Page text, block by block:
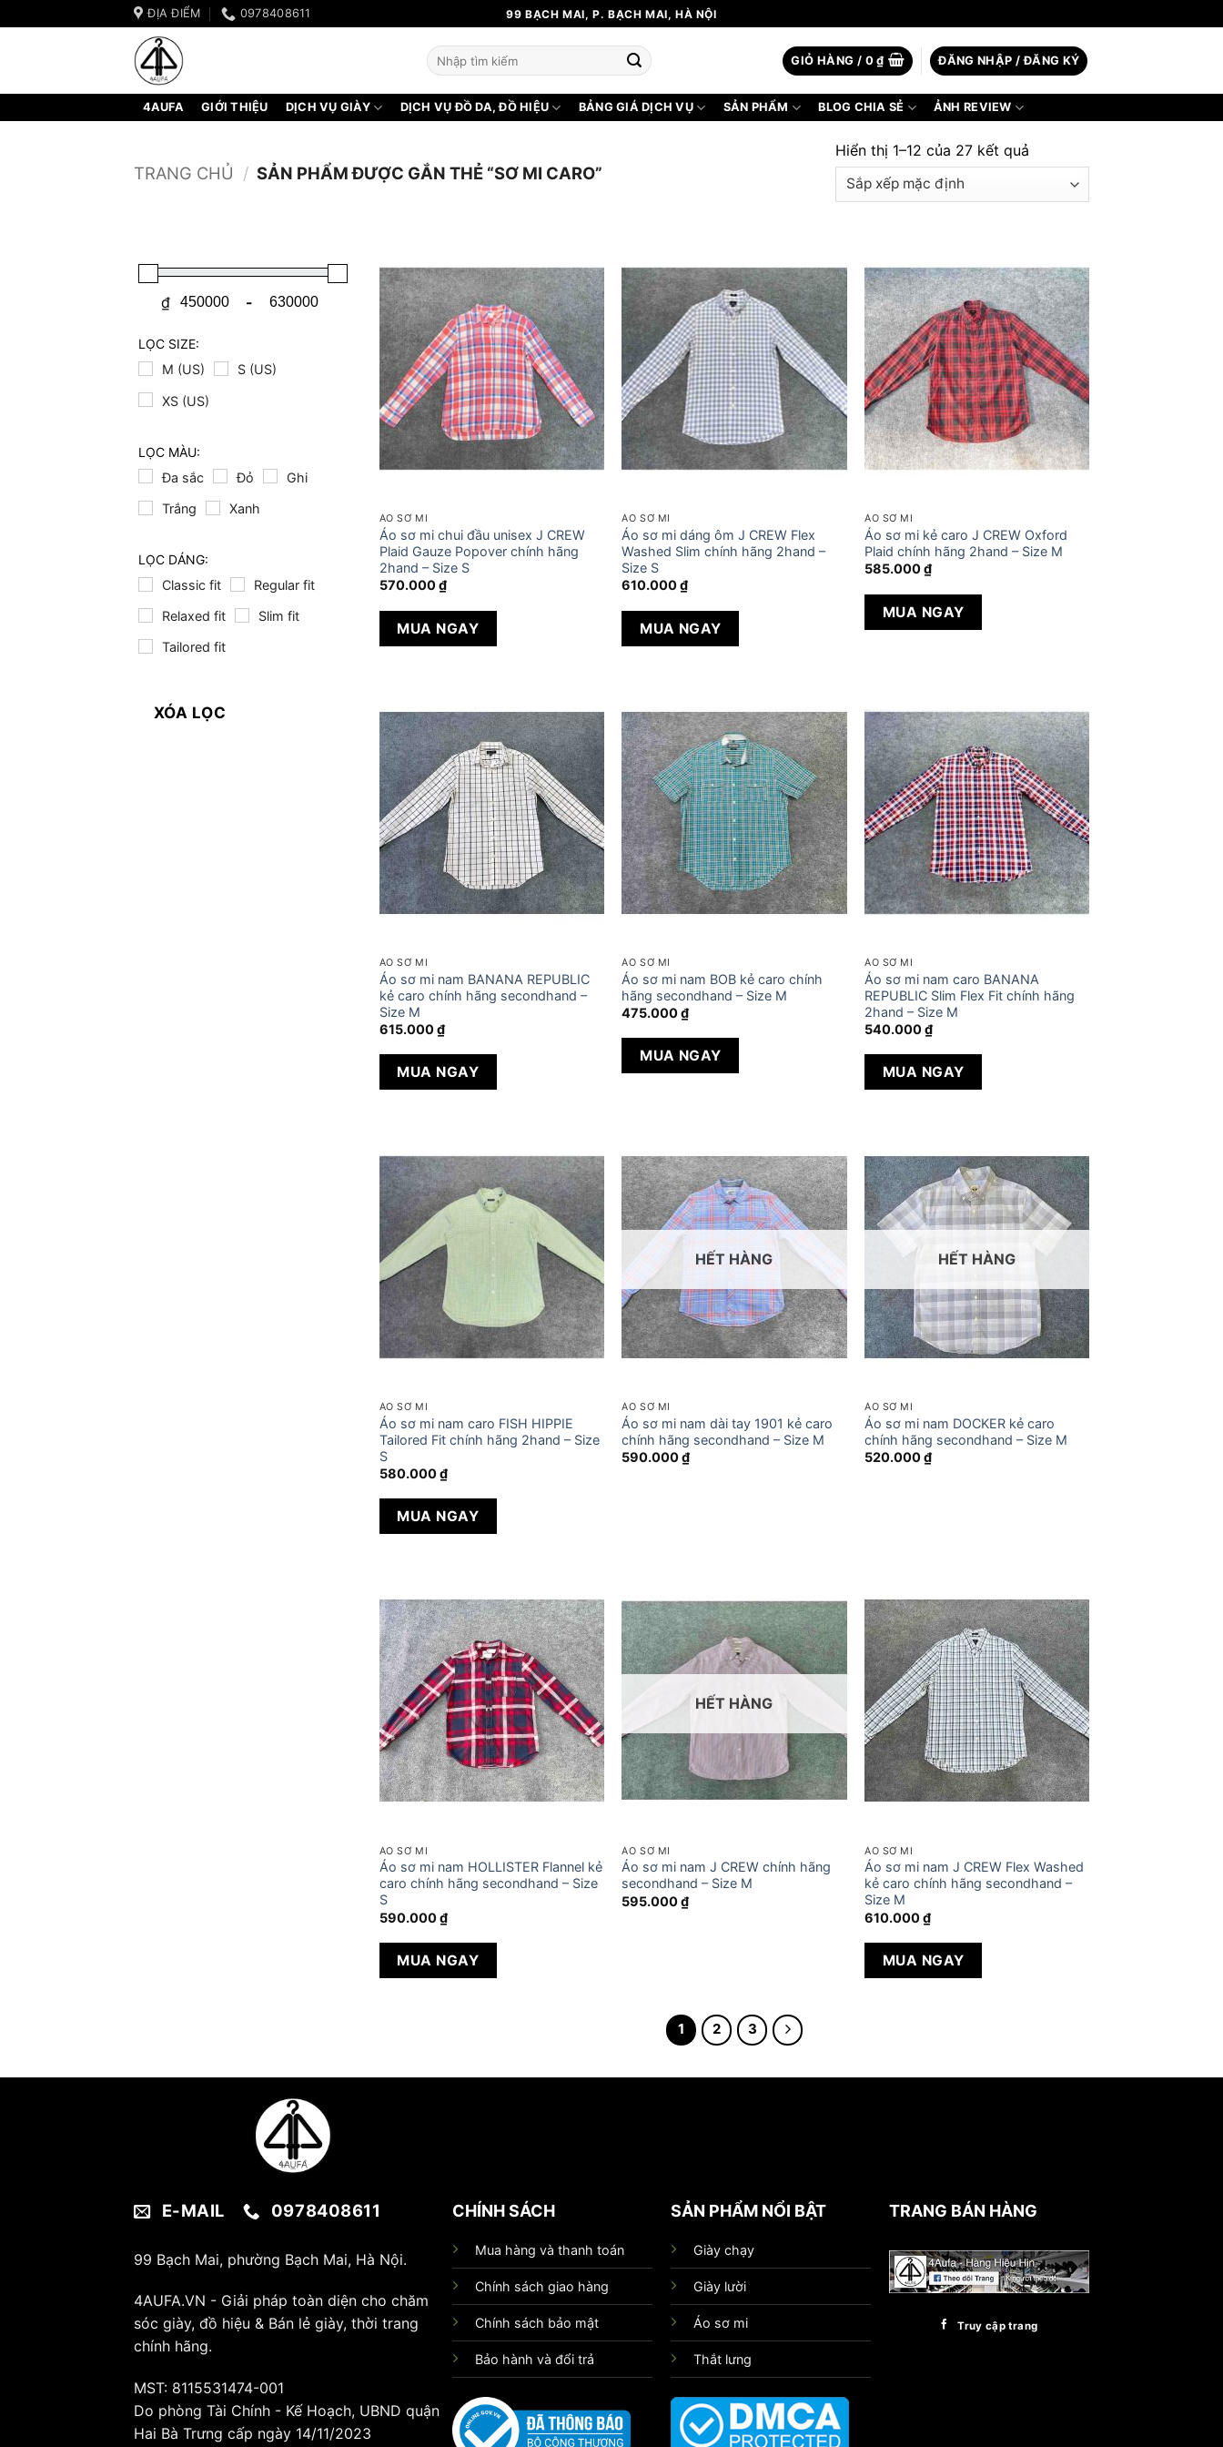
qua
ĐỊA ĐIỂM 0978408611 99 BẠCH MAI, P. BẠCH MAI, HÀ NỘI
Tìm
kiếm:
GIỎ HÀNG / 0₫ ĐĂNG NHẬP / ĐĂNG KÝ
4AUFA GIỚI THIỆU DỊCH VỤ GIÀY DỊCH VỤ ĐỒ DA, ĐỒ HIỆU BẢNG GIÁ DỊCH VỤ SẢN PHẨM BLOG CHIA SẺ ẢNH REVIEW
TRANG CHỦ / SẢN PHẨM ĐƯỢC GẮN THẺ “SƠ MI CARO”
Hiển thị 1–12 của 27 kết quả
₫ -
LỌC SIZE:
M (US)
S (US)
XS (US)
LỌC MÀU:
Đa sắc
Đỏ Ghi
Trắng Xanh
LỌC DÁNG:
Classic fit
Regular fit
Relaxed fit Slim fit
Tailored fit
XÓA LỌC
ÁO SƠ MI
Áo sơ mi chui đầu unisex J CREW
Plaid Gauze Popover chính hãng
2hand – Size S
570.000₫
MUA NGAY
ÁO SƠ MI
Áo sơ mi dáng ôm J CREW Flex
Washed Slim chính hãng 2hand –
Size S
610.000₫
MUA NGAY
ÁO SƠ MI
Áo sơ mi kẻ caro J CREW Oxford
Plaid chính hãng 2hand – Size M
585.000₫
MUA NGAY
ÁO SƠ MI
Áo sơ mi nam BANANA REPUBLIC
kẻ caro chính hãng secondhand –
Size M
615.000₫
MUA NGAY
ÁO SƠ MI
Áo sơ mi nam BOB kẻ caro chính
hãng secondhand – Size M
475.000₫
MUA NGAY
ÁO SƠ MI
Áo sơ mi nam caro BANANA
REPUBLIC Slim Flex Fit chính hãng
2hand – Size M
540.000₫
MUA NGAY
ÁO SƠ MI
Áo sơ mi nam caro FISH HIPPIE
Tailored Fit chính hãng 2hand – Size
S
580.000₫
MUA NGAY
HẾT HÀNG
ÁO SƠ MI
Áo sơ mi nam dài tay 1901 kẻ caro
chính hãng secondhand – Size M
590.000₫
HẾT HÀNG
ÁO SƠ MI
Áo sơ mi nam DOCKER kẻ caro
chính hãng secondhand – Size M
520.000₫
ÁO SƠ MI
Áo sơ mi nam HOLLISTER Flannel kẻ
caro chính hãng secondhand – Size
S
590.000₫
MUA NGAY
HẾT HÀNG
ÁO SƠ MI
Áo sơ mi nam J CREW chính hãng
secondhand – Size M
595.000₫
ÁO SƠ MI
Áo sơ mi nam J CREW Flex Washed
kẻ caro chính hãng secondhand –
Size M
610.000₫
MUA NGAY
1 2 3
E-MAIL 0978408611
99 Bạch Mai, phường Bạch Mai, Hà Nội.
4AUFA.VN - Giải pháp toàn diện cho chăm
sóc giày, đồ hiệu & Bán lẻ giày, thời trang
chính hãng.
MST: 8115531474-001
Do phòng Tài Chính - Kế Hoạch, UBND quận
Hai Bà Trưng cấp ngày 14/11/2023
CHÍNH SÁCH
Mua hàng và thanh toán
Chính sách giao hàng
Chính sách bảo mật
Bảo hành và đổi trả
SẢN PHẨM NỔI BẬT
Giày chạy
Giày lười
Áo sơ mi
Thắt lưng
TRANG BÁN HÀNG
Truy cập trang